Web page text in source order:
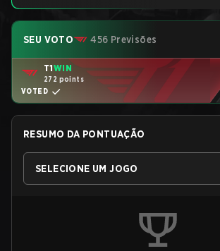
SEU VOTO 456 Previsões
T1WIN
272 points
VOTED
RESUMO DA PONTUAÇÃO
SELECIONE UM JOGO